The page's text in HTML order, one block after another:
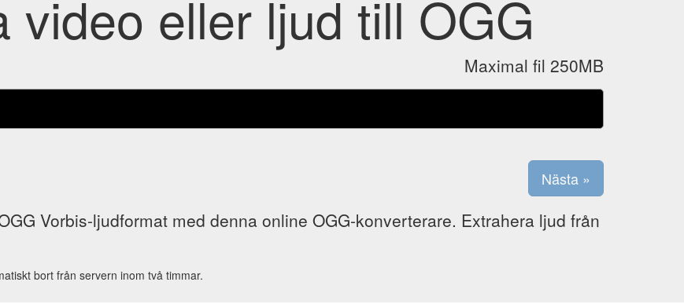
video eller ljud till OGG
Maximal fil 250MB
Vorbis-ljudformat med denna online OGG-konverterare. Extrahera ljud från
bort från servern inom två timmar.